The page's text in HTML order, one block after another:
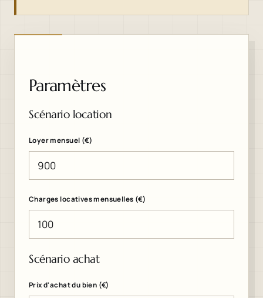
Paramètres
Scénario location
Loyer mensuel (€)
Charges locatives mensuelles (€)
Scénario achat
Prix d'achat du bien (€)